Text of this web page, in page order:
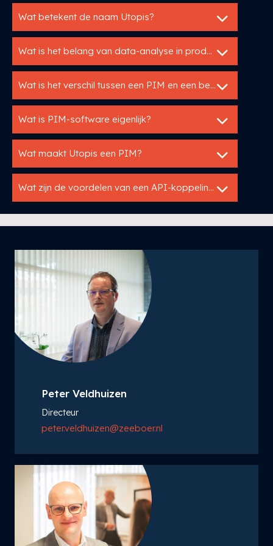
Wat betekent de naam Utopis?
Wat is het belang van data-analyse in productinformatiebeheer?
Wat is het verschil tussen een PIM en een bestekservice?
Wat is PIM-software eigenlijk?
Wat maakt Utopis een PIM?
Wat zijn de voordelen van een API-koppeling met Utopis?
Peter Veldhuizen
Directeur
peter.veldhuizen@zeeboer.nl